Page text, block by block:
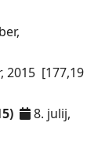
2015 [177,19
8. julij,